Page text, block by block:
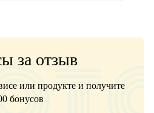
за отзыв
или продукте и получите
бонусов